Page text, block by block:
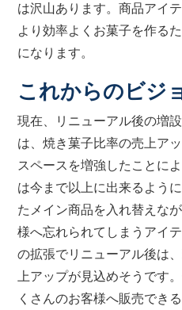
は沢山あります。商品アイ
より効率よくお菓子を作る
になります。
これからのビジ
現在、リニューアル後の増
は、焼き菓子比率の売上ア
スペースを増強したことに
は今まで以上に出来るよう
たメイン商品を入れ替えな
様へ忘れられてしまうアイ
の拡張でリニューアル後は
上アップが見込めそうです
くさんのお客様へ販売でき